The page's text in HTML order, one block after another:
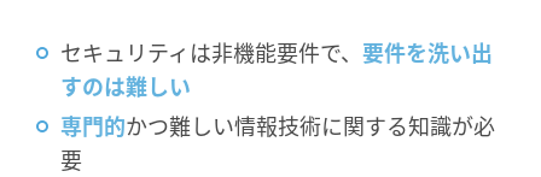
セキュリティは非機能要件で、 要件を洗い出
すのは難しい
専門的かつ難しい情報技術に関する知識が必
要